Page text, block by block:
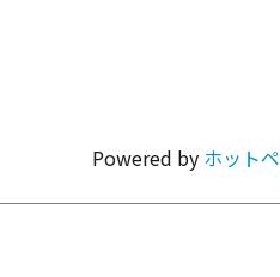
カラオケ・パーティ
Powered by ホット